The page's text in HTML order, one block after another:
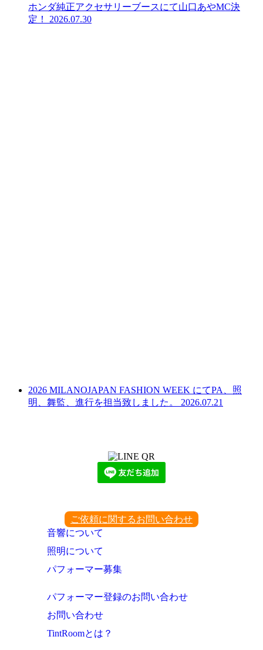
ホンダ純正アクセサリーブースにて山口あやMC決
定！
2026.07.30
2026 MILANOJAPAN FASHION WEEK にてPA、照
明、舞監、進行を担当致しました。
2026.07.21
ご依頼に関するお問い合わせ
音響について
照明について
パフォーマー募集
パフォーマー登録のお問い合わせ
お問い合わせ
TintRoomとは？